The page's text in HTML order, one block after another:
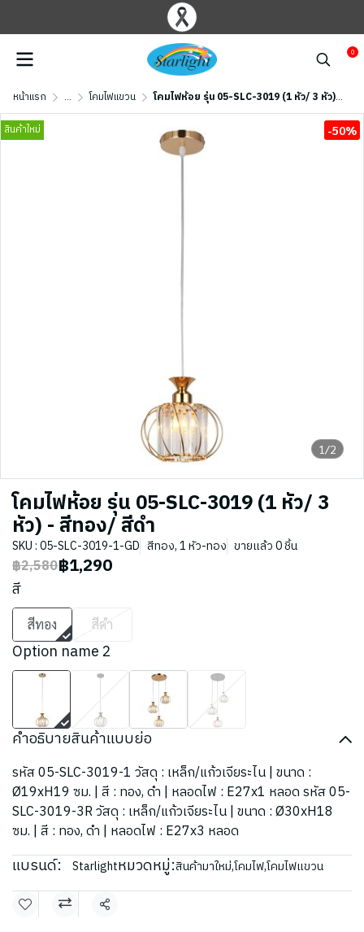
0
หน้าแรก ... โคมไฟแขวน โคมไฟห้อย รุ่น 05-SLC-3019 (1 หัว/ 3 หัว) - สีทอง/ สีดำ
1/2
สินค้าใหม่ -50%
โคมไฟห้อย รุ่น 05-SLC-3019 (1 หัว/ 3
หัว) - สีทอง/ สีดำ
SKU : 05-SLC-3019-1-GD สีทอง, 1 หัว-ทอง ขายแล้ว 0 ชิ้น
฿2,580฿1,290
สี
สีทอง สีดำ
Option name 2
คำอธิบายสินค้าแบบย่อ
รหัส 05-SLC-3019-1 วัสดุ : เหล็ก/แก้วเจียระไน | ขนาด :
Ø19xH19 ซม. | สี : ทอง, ดำ | หลอดไฟ : E27x1 หลอด รหัส 05-
SLC-3019-3R วัสดุ : เหล็ก/แก้วเจียระไน | ขนาด : Ø30xH18
ซม. | สี : ทอง, ดำ | หลอดไฟ : E27x3 หลอด
แบรนด์: Starlightหมวดหมู่:สินค้ามาใหม่,โคมไฟ,โคมไฟแขวน
แชร์